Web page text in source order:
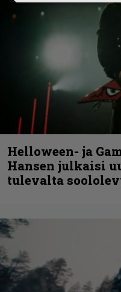
Helloween- ja
Hansen julkaisi
tulevalta